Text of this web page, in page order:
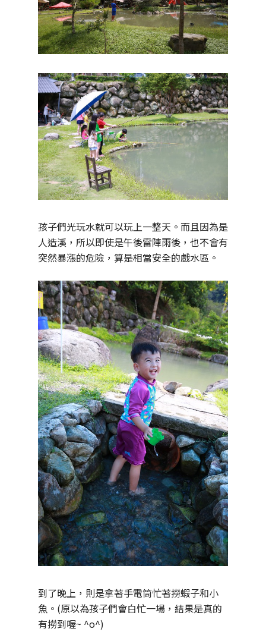
孩子們光玩水就可以玩上一整天。而且因為是
人造溪，所以即使是午後雷陣雨後，也不會有
突然暴漲的危險，算是相當安全的戲水區。
到了晚上，則是拿著手電筒忙著撈蝦子和小
魚。(原以為孩子們會白忙一場，結果是真的
有撈到喔~ ^o^)